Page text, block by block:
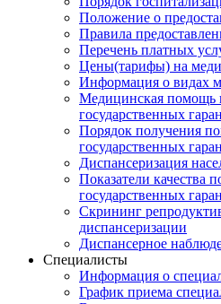
Положение о
Правила
Перечень платных
Цены(тарифы) на
Информация о видах
Медицинская помощь
государственных
Порядок получения
государственных
Диспансеризация
Показатели качества
государственных
Скрининг
диспансеризации
Диспансерное
Специалисты
Информация о
График приема